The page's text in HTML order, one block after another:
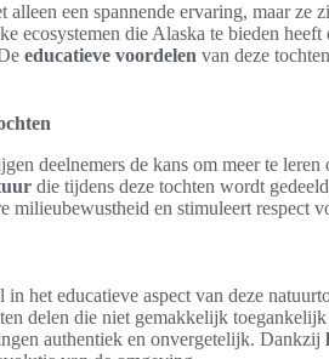
alleen een spannende ervaring, maar ze
ecosystemen die Alaska te bieden
educatieve voordelen van deze
deelnemers de kans om meer te
die tijdens deze tochten wordt
milieubewustheid en stimuleert respect
in het educatieve aspect van deze
delen die niet gemakkelijk
authentiek en onvergetelijk. Dankzij